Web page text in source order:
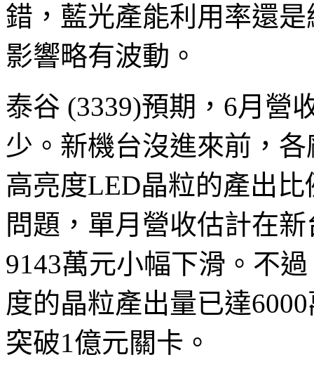
錯，藍光產能利用率還
影響略有波動。
泰谷 (3339)預期，6月營
少。新機台沒進來前，
高亮度LED晶粒的產出
問題，單月營收估計在
9143萬元小幅下滑。不
度的晶粒產出量已達
突破1億元關卡。